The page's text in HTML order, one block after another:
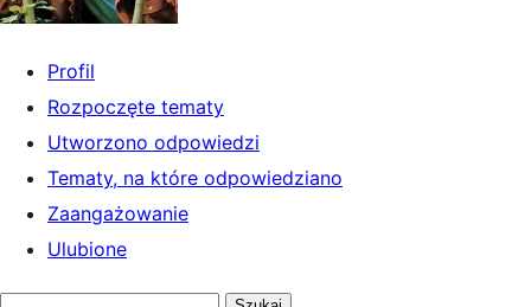
Profil
Rozpoczęte tematy
Utworzono odpowiedzi
Tematy, na które odpowiedziano
Zaangażowanie
Ulubione